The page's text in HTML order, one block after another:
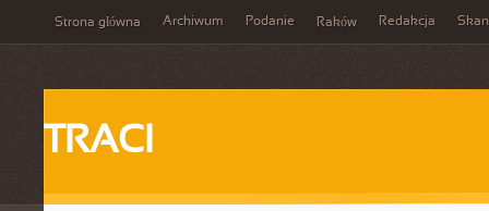
Strona główna Archiwum Podanie Raków Redakcja
TRACI